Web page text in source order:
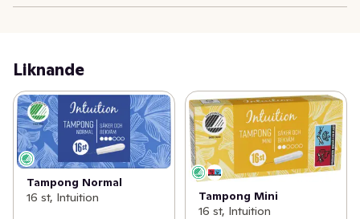
Liknande
Tampong Normal
16 st, Intuition
Tampong Mini
16 st, Intuition